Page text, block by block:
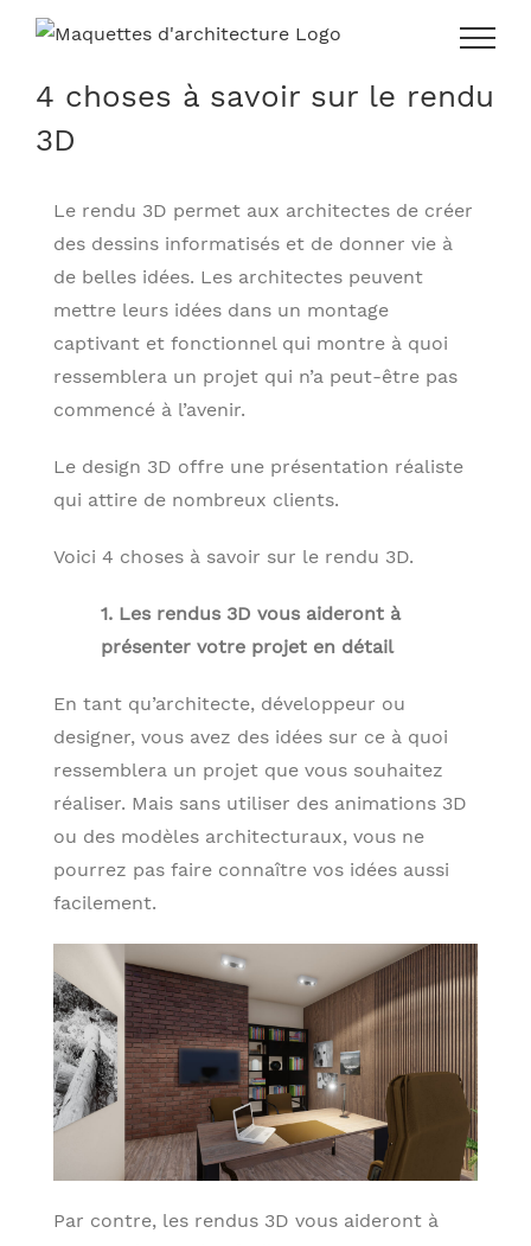
Skip
content4 choses à savoir sur le rendu
3D
Le rendu 3D permet aux architectes de créer
des dessins informatisés et de donner vie à
de belles idées. Les architectes peuvent
mettre leurs idées dans un montage
captivant et fonctionnel qui montre à quoi
ressemblera un projet qui n’a peut-être pas
commencé à l’avenir.
Le design 3D offre une présentation réaliste
qui attire de nombreux clients.
Voici 4 choses à savoir sur le rendu 3D.
1. Les rendus 3D vous aideront à
présenter votre projet en détail
En tant qu’architecte, développeur ou
designer, vous avez des idées sur ce à quoi
ressemblera un projet que vous souhaitez
réaliser. Mais sans utiliser des animations 3D
ou des modèles architecturaux, vous ne
pourrez pas faire connaître vos idées aussi
facilement.
Par contre, les rendus 3D vous aideront à